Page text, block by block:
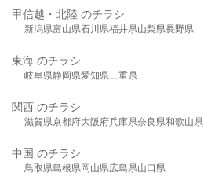
甲信越・北陸 のチラシ
新潟県富山県石川県福井県山梨県長野県
東海 のチラシ
岐阜県静岡県愛知県三重県
関西 のチラシ
滋賀県京都府大阪府兵庫県奈良県和歌山県
中国 のチラシ
鳥取県島根県岡山県広島県山口県